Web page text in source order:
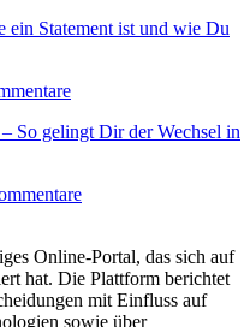
ein Statement ist und wie Du
So gelingt Dir der Wechsel in
Online-Portal, das sich auf
hat. Die Plattform berichtet
mit Einfluss auf
sowie über